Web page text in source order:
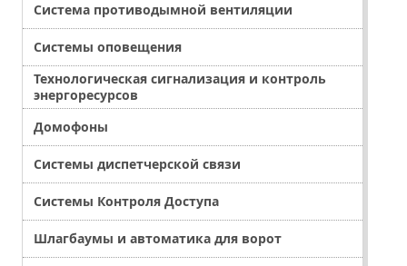
Система противодымной вентиляции
Системы оповещения
Технологическая сигнализация и контроль
энергоресурсов
Домофоны
Системы диспетчерской связи
Системы Контроля Доступа
Шлагбаумы и автоматика для ворот